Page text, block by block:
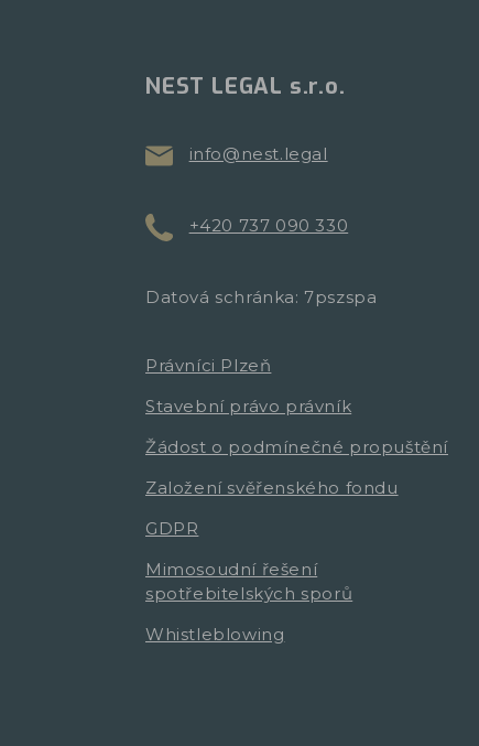
NEST LEGAL s.r.o.
info@nest.legal
+420 737 090 330
Datová schránka: 7pszspa
Právníci Plzeň
Stavební právo právník
Žádost o podmínečné propuštění
Založení svěřenského fondu
GDPR
Mimosoudní řešení
spotřebitelských sporů
Whistleblowing